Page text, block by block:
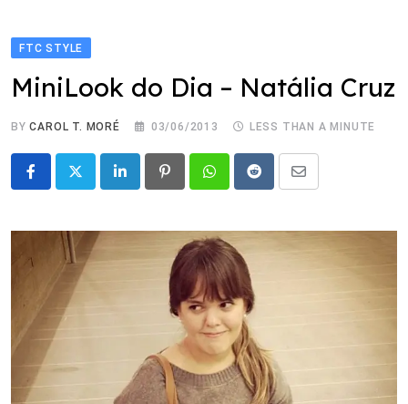
FTC STYLE
MiniLook do Dia – Natália Cruz
BYCAROL T. MORÉ 03/06/2013 LESS THAN A MINUTE
LinkedIn PinterestWhatsappRedditShare
Email